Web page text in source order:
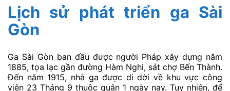
Lịch sử phát triển ga Sài
Gòn
Ga Sài Gòn ban đầu được người Pháp xây dựng năm
1885, tọa lạc gần đường Hàm Nghi, sát chợ Bến Thành.
Đến năm 1915, nhà ga được di dời về khu vực công
viên 23 Tháng 9 thuộc quận 1 ngày nay. Tuy nhiên, để